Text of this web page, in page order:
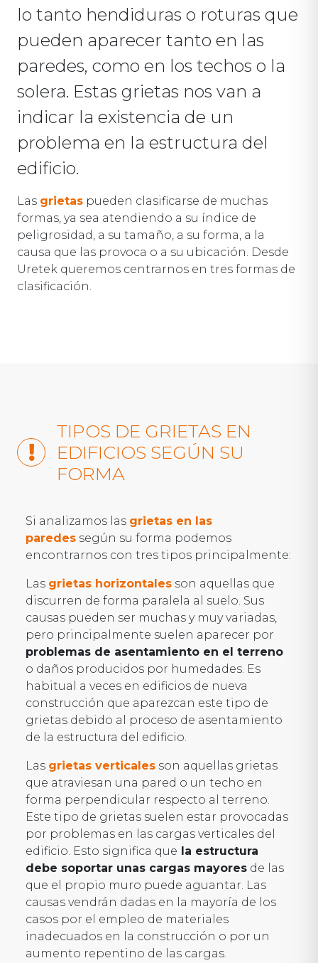
lo tanto hendiduras o roturas que
pueden aparecer tanto en las
paredes, como en los techos o la
solera. Estas grietas nos van a
indicar la existencia de un
problema en la estructura del
edificio.
Las grietas pueden clasificarse de muchas
formas, ya sea atendiendo a su índice de
peligrosidad, a su tamaño, a su forma, a la
causa que las provoca o a su ubicación. Desde
Uretek queremos centrarnos en tres formas de
clasificación.
TIPOS DE GRIETAS EN
EDIFICIOS SEGÚN SU
FORMA
Si analizamos las grietas en las
paredes según su forma podemos
encontrarnos con tres tipos principalmente:
Las grietas horizontales son aquellas que
discurren de forma paralela al suelo. Sus
causas pueden ser muchas y muy variadas,
pero principalmente suelen aparecer por
problemas de asentamiento en el terreno
o daños producidos por humedades. Es
habitual a veces en edificios de nueva
construcción que aparezcan este tipo de
grietas debido al proceso de asentamiento
de la estructura del edificio.
Las grietas verticales son aquellas grietas
que atraviesan una pared o un techo en
forma perpendicular respecto al terreno.
Este tipo de grietas suelen estar provocadas
por problemas en las cargas verticales del
edificio. Esto significa que la estructura
debe soportar unas cargas mayores de las
que el propio muro puede aguantar. Las
causas vendrán dadas en la mayoría de los
casos por el empleo de materiales
inadecuados en la construcción o por un
aumento repentino de las cargas.